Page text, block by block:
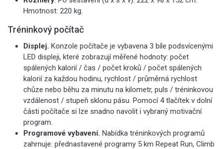
Hmotnost: 220 kg.
Tréninkový počítač
Displej. Konzole počítače je vybavena 3 bíle podsvícenými
LED displeji, které zobrazují měřené hodnoty: počet
spálených kalorií / čas / počet kroků / počet spálených
kalorií za každou hodinu, rychlost / průměrná rychlost
chůze nebo běhu za minutu na kilometr, puls / tréninkovou
vzdálenost / stupeň sklonu pásu. Pomocí 4 tlačítek v dolní
části počítače si lze snadno navolit i vybraný motivační
program.
Programové vybavení. Nabídka tréninkových programů
zahrnuje: přednastavené programy 5 km Repeat Run, Climb